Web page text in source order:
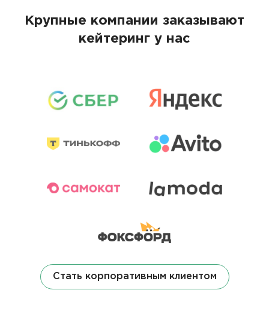
Крупные компании заказывают
кейтеринг у нас
Стать корпоративным клиентом